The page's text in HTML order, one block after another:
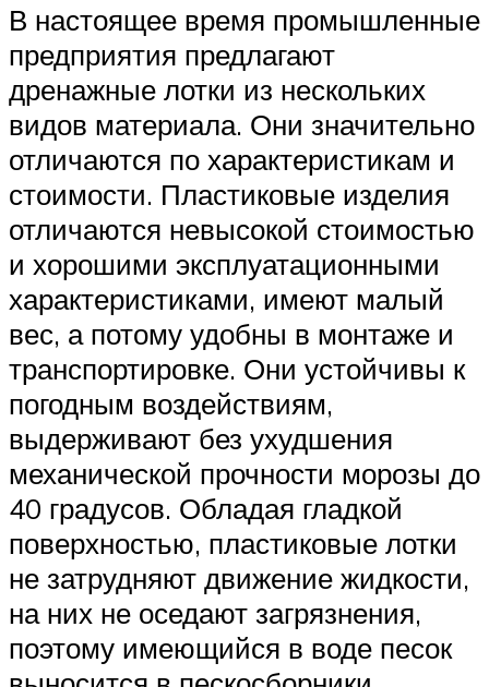
В настоящее время промышленные
предприятия предлагают
дренажные лотки из нескольких
видов материала. Они значительно
отличаются по характеристикам и
стоимости. Пластиковые изделия
отличаются невысокой стоимостью
и хорошими эксплуатационными
характеристиками, имеют малый
вес, а потому удобны в монтаже и
транспортировке. Они устойчивы к
погодным воздействиям,
выдерживают без ухудшения
механической прочности морозы до
40 градусов. Обладая гладкой
поверхностью, пластиковые лотки
не затрудняют движение жидкости,
на них не оседают загрязнения,
поэтому имеющийся в воде песок